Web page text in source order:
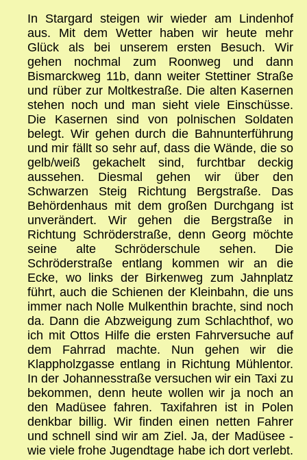
In Stargard steigen wir wieder am Lindenhof
aus. Mit dem Wetter haben wir heute mehr
Glück als bei unserem ersten Besuch. Wir
gehen nochmal zum Roonweg und dann
Bismarckweg 11b, dann weiter Stettiner Straße
und rüber zur Moltkestraße. Die alten Kasernen
stehen noch und man sieht viele Einschüsse.
Die Kasernen sind von polnischen Soldaten
belegt. Wir gehen durch die Bahnunterführung
und mir fällt so sehr auf, dass die Wände, die so
gelb/weiß gekachelt sind, furchtbar deckig
aussehen. Diesmal gehen wir über den
Schwarzen Steig Richtung Bergstraße. Das
Behördenhaus mit dem großen Durchgang ist
unverändert. Wir gehen die Bergstraße in
Richtung Schröderstraße, denn Georg möchte
seine alte Schröderschule sehen. Die
Schröderstraße entlang kommen wir an die
Ecke, wo links der Birkenweg zum Jahnplatz
führt, auch die Schienen der Kleinbahn, die uns
immer nach Nolle Mulkenthin brachte, sind noch
da. Dann die Abzweigung zum Schlachthof, wo
ich mit Ottos Hilfe die ersten Fahrversuche auf
dem Fahrrad machte. Nun gehen wir die
Klappholzgasse entlang in Richtung Mühlentor.
In der Johannesstraße versuchen wir ein Taxi zu
bekommen, denn heute wollen wir ja noch an
den Madüsee fahren. Taxifahren ist in Polen
denkbar billig. Wir finden einen netten Fahrer
und schnell sind wir am Ziel. Ja, der Madüsee -
wie viele frohe Jugendtage habe ich dort verlebt.